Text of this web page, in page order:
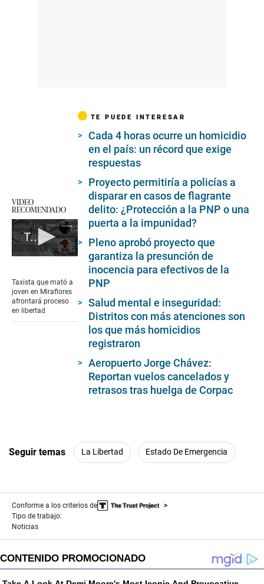
VIDEO
RECOMENDADO
Taxista que mató a joven afrontará proceso en libertad
of
2
minutes,
23
Taxista que mató a
joven en Miraflores
afrontará proceso
en libertad
TE PUEDE INTERESAR
Cada 4 horas ocurre un homicidio
en el país: un récord que exige
respuestas
Proyecto permitiría a policías a
disparar en casos de flagrante
delito: ¿Protección a la PNP o una
puerta a la impunidad?
Pleno aprobó proyecto que
garantiza la presunción de
inocencia para efectivos de la
PNP
Salud mental e inseguridad:
Distritos con más atenciones son
los que más homicidios
registraron
Aeropuerto Jorge Chávez:
Reportan vuelos cancelados y
retrasos tras huelga de Corpac
Seguir temas La Libertad Estado De Emergencia
Conforme a los criterios de
Tipo de trabajo:
Noticias